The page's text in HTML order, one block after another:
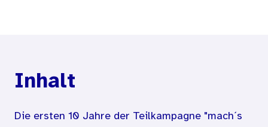
Inhalt
Die ersten 10 Jahre der Teilkampagne "mach´s